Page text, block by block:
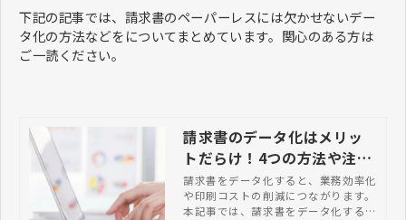
下記の記事では、請求書のペーパーレスには欠かせないデー
タ化の方法などをについてまとめています。関心のある方は
ご一読ください。
請求書のデータ化はメリッ
トだらけ！4つの方法や注意
点を総まとめ
請求書をデータ化すると、業務効率化
や印刷コストの削減につながります。
本記事では、請求書をデータ化するメ